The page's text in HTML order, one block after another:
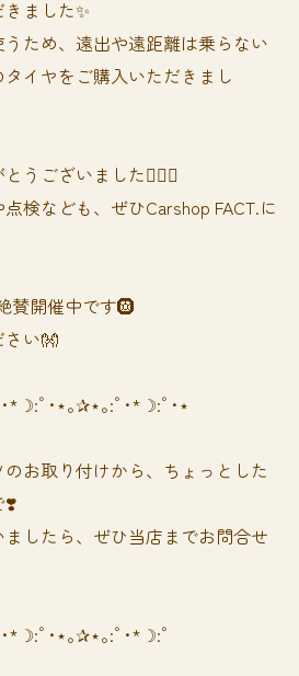
ました✨
ため、遠出や遠距離は乗らない
イヤをご購入いただきまし
うございました🙇‍♀️✨
検なども、ぜひCarshop FACT.に
賛開催中です🛞
さい👐
*☽:ﾟ･⋆｡✰⋆｡:ﾟ･*☽:ﾟ･⋆
お取り付けから、ちょっとした
❣️
したら、ぜひ当店までお問合せ
*☽:ﾟ･⋆｡✰⋆｡:ﾟ･*☽:ﾟ